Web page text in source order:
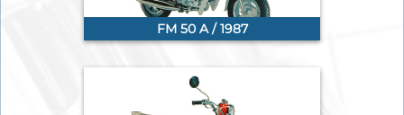
FM 50 A / 1987